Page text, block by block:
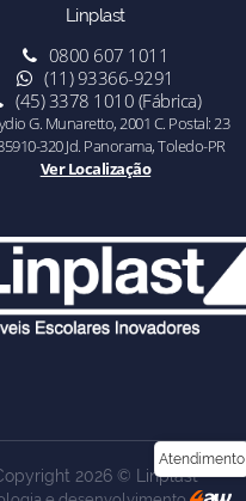
Linplast
0800 607 1011
(11) 93366-9291
(45) 3378 1010 (Fábrica)
G. Munaretto, 2001 C. Postal: 23
320 Jd. Panorama, Toledo-PR
Ver Localização
2026 © Linplast
Atendimento